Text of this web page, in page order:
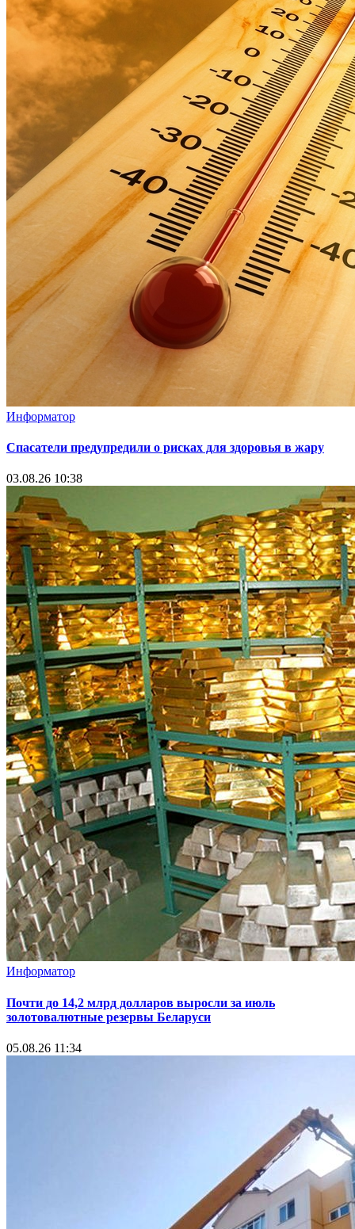
Информатор
Спасатели предупредили о рисках для здоровья в жару
03.08.26 10:38
Информатор
Почти до 14,2 млрд долларов выросли за июль
золотовалютные резервы Беларуси
05.08.26 11:34